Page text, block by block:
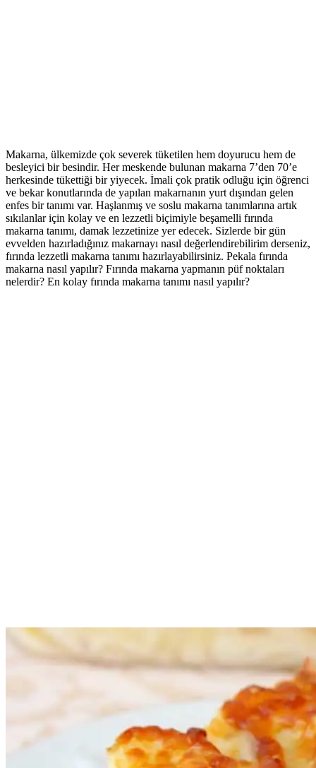
Makarna, ülkemizde çok severek tüketilen hem doyurucu hem de
besleyici bir besindir. Her meskende bulunan makarna 7’den 70’e
herkesinde tükettiği bir yiyecek. İmali çok pratik odluğu için öğrenci
ve bekar konutlarında de yapılan makarnanın yurt dışından gelen
enfes bir tanımı var. Haşlanmış ve soslu makarna tanımlarına artık
sıkılanlar için kolay ve en lezzetli biçimiyle beşamelli fırında
makarna tanımı, damak lezzetinize yer edecek. Sizlerde bir gün
evvelden hazırladığınız makarnayı nasıl değerlendirebilirim derseniz,
fırında lezzetli makarna tanımı hazırlayabilirsiniz. Pekala fırında
makarna nasıl yapılır? Fırında makarna yapmanın püf noktaları
nelerdir? En kolay fırında makarna tanımı nasıl yapılır?